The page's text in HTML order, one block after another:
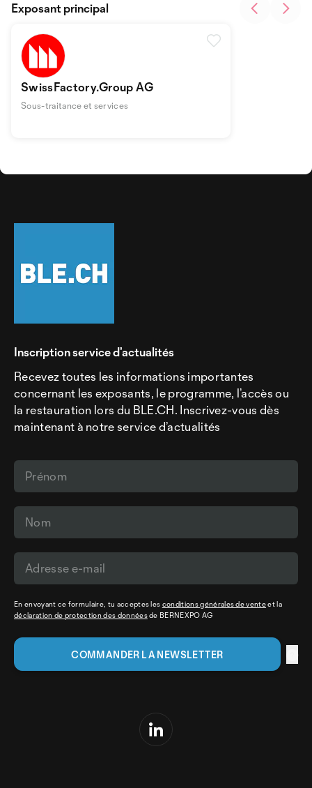
SwissFactory.Group AG
Sous-traitance et services
Exposant principal
Inscription service d’actualités
Recevez toutes les informations importantes
concernant les exposants, le programme, l’accès ou
la restauration lors du BLE.CH. Inscrivez-vous dès
maintenant à notre service d’actualités
En envoyant ce formulaire, tu acceptes les conditions générales de venteet la
déclaration de protection des donnéesde BERNEXPO AG